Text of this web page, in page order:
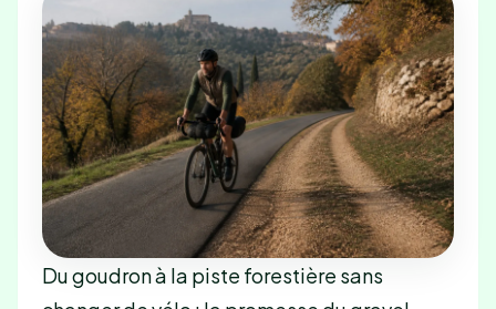
Du goudron à la piste forestière sans